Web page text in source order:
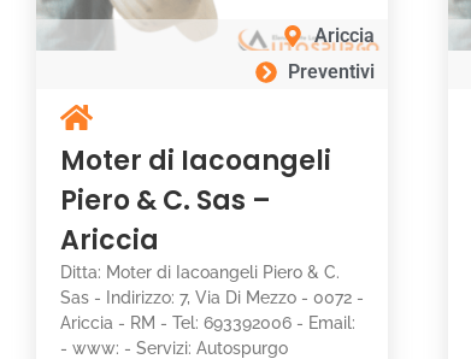
Ariccia
Preventivi
Moter di Iacoangeli
Piero & C. Sas –
Ariccia
Ditta: Moter di Iacoangeli Piero & C.
Sas - Indirizzo: 7, Via Di Mezzo - 0072 -
Ariccia - RM - Tel: 693392006 - Email:
- www: - Servizi: Autospurgo